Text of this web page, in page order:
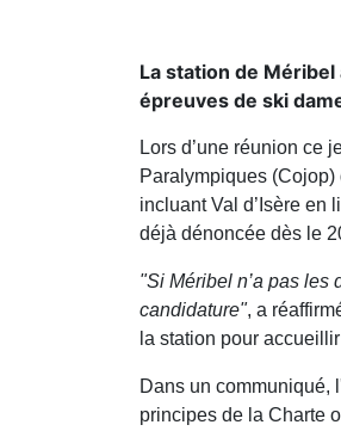
La station de
épreuves de ski
Lors d’une réunion ce
Paralympiques
incluant Val d’Isère en
déjà dénoncée dès le
"Si Méribel n’a pas les
candidature", a
la station pour
Dans un communiqué,
principes de la Charte